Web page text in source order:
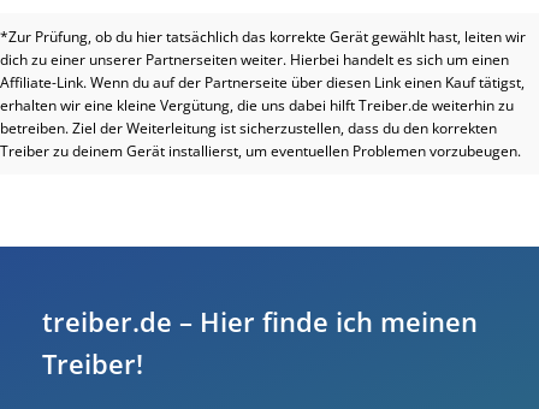
*Zur Prüfung, ob du hier tatsächlich das korrekte Gerät gewählt hast, leiten wir
dich zu einer unserer Partnerseiten weiter. Hierbei handelt es sich um einen
Affiliate-Link. Wenn du auf der Partnerseite über diesen Link einen Kauf tätigst,
erhalten wir eine kleine Vergütung, die uns dabei hilft Treiber.de weiterhin zu
betreiben. Ziel der Weiterleitung ist sicherzustellen, dass du den korrekten
Treiber zu deinem Gerät installierst, um eventuellen Problemen vorzubeugen.
treiber.de – Hier finde ich meinen
Treiber!